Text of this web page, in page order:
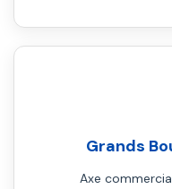
Grands
Axe